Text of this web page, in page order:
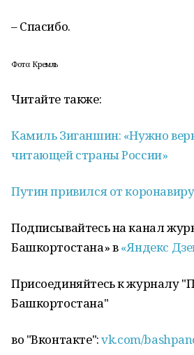
– Спасибо.
Фото: Кремль
Читайте также:
Камиль Зиганшин: «Нужно
читающей страны России»
Путин привился от
Подписывайтесь на канал
Башкортостана» в«Яндекс
Присоединяйтесь к журналу
Башкортостана"
во "Вконтакте":vk.com/